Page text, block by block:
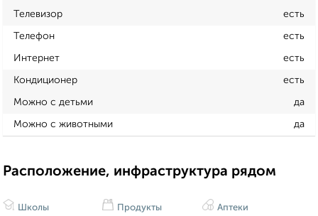
Телевизор есть
Телефон есть
Интернет есть
Кондиционер есть
Можно с детьми да
Можно с животными да
Расположение, инфраструктура рядом
Школы Продукты Аптеки